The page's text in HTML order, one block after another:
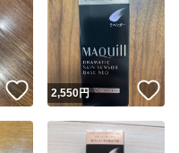
ユーザーの実績
た一定の基準を満たしたユー
いいね！
2,550円 い